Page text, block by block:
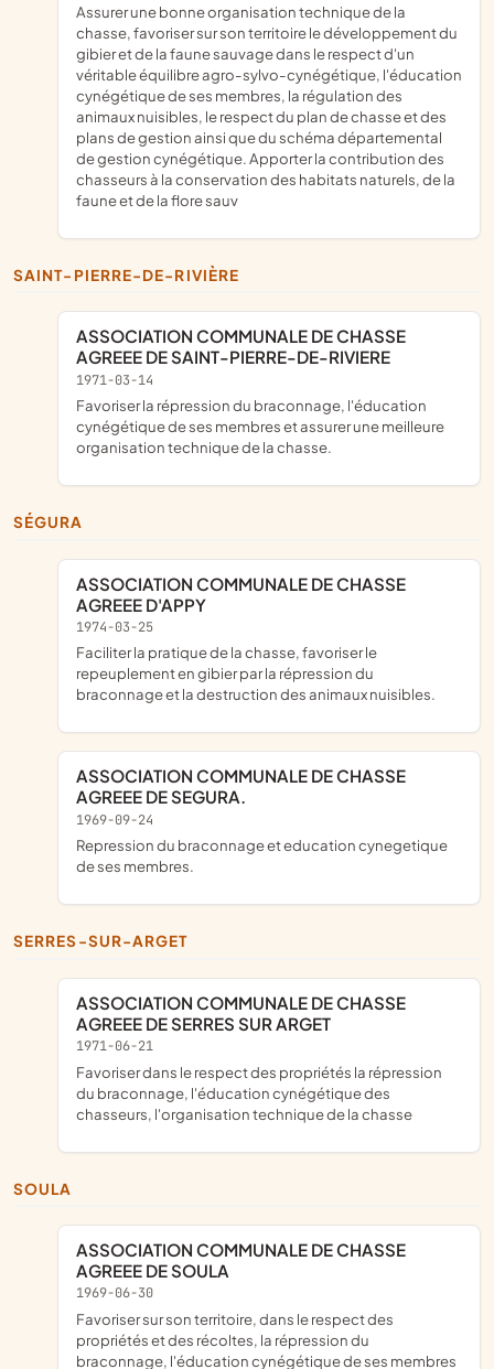
Assurer une bonne organisation technique de la
chasse, favoriser sur son territoire le développement du
gibier et de la faune sauvage dans le respect d'un
véritable équilibre agro-sylvo-cynégétique, l'éducation
cynégétique de ses membres, la régulation des
animaux nuisibles, le respect du plan de chasse et des
plans de gestion ainsi que du schéma départemental
de gestion cynégétique. Apporter la contribution des
chasseurs à la conservation des habitats naturels, de la
faune et de la flore sauv
SAINT-PIERRE-DE-RIVIÈRE
ASSOCIATION COMMUNALE DE CHASSE
AGREEE DE SAINT-PIERRE-DE-RIVIERE
1971-03-14
Favoriser la répression du braconnage, l'éducation
cynégétique de ses membres et assurer une meilleure
organisation technique de la chasse.
SÉGURA
ASSOCIATION COMMUNALE DE CHASSE
AGREEE D'APPY
1974-03-25
faciliter la pratique de la chasse, favoriser le
repeuplement en gibier par la répression du
braconnage et la destruction des animaux nuisibles.
ASSOCIATION COMMUNALE DE CHASSE
AGREEE DE SEGURA.
1969-09-24
Repression du braconnage et education cynegetique
de ses membres.
SERRES-SUR-ARGET
ASSOCIATION COMMUNALE DE CHASSE
AGREEE DE SERRES SUR ARGET
1971-06-21
favoriser dans le respect des propriétés la répression
du braconnage, l'éducation cynégétique des
chasseurs, l'organisation technique de la chasse
SOULA
ASSOCIATION COMMUNALE DE CHASSE
AGREEE DE SOULA
1969-06-30
Favoriser sur son territoire, dans le respect des
propriétés et des récoltes, la répression du
braconnage, l'éducation cynégétique de ses membres